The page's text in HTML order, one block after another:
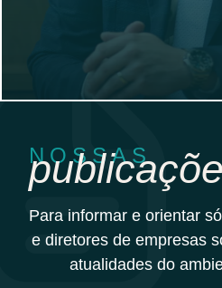
NOSSAS
Para informar e orientar
e diretores de empresas
atualidades do